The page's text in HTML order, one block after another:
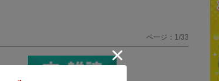
ページ：1/33